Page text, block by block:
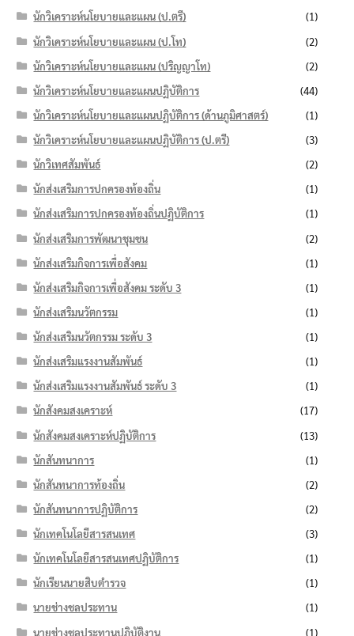
นักวิเคราะห์นโยบายและแผน (ป.ตรี)
(1)
นักวิเคราะห์นโยบายและแผน (ป.โท)
(2)
นักวิเคราะห์นโยบายและแผน (ปริญญาโท)
(2)
นักวิเคราะห์นโยบายและแผนปฏิบัติการ
(44)
นักวิเคราะห์นโยบายและแผนปฏิบัติการ (ด้านภูมิศาสตร์)
(1)
นักวิเคราะห์นโยบายและแผนปฏิบัติการ (ป.ตรี)
(3)
นักวิเทศสัมพันธ์
(2)
นักส่งเสริมการปกครองท้องถิ่น
(1)
นักส่งเสริมการปกครองท้องถิ่นปฏิบัติการ
(1)
นักส่งเสริมการพัฒนาชุมชน
(2)
นักส่งเสริมกิจการเพื่อสังคม
(1)
นักส่งเสริมกิจการเพื่อสังคม ระดับ 3
(1)
นักส่งเสริมนวัตกรรม
(1)
นักส่งเสริมนวัตกรรม ระดับ 3
(1)
นักส่งเสริมแรงงานสัมพันธ์
(1)
นักส่งเสริมแรงงานสัมพันธ์ ระดับ 3
(1)
นักสังคมสงเคราะห์
(17)
นักสังคมสงเคราะห์ปฏิบัติการ
(13)
นักสันทนาการ
(1)
นักสันทนาการท้องถิ่น
(2)
นักสันทนาการปฏิบัติการ
(2)
นักเทคโนโลยีสารสนเทศ
(3)
นักเทคโนโลยีสารสนเทศปฏิบัติการ
(1)
นักเรียนนายสิบตำรวจ
(1)
นายช่างชลประทาน
(1)
นายช่างชลประทานปฏิบัติงาน
(1)